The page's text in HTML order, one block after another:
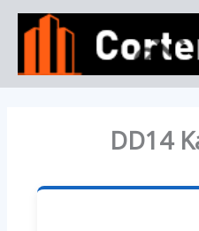
İçeriğe
DD14